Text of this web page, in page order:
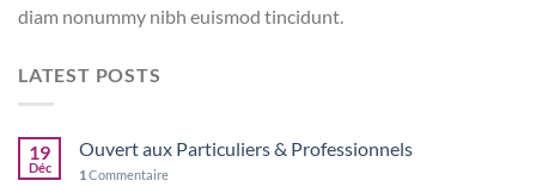
diam nonummy nibh euismod tincidunt.
LATEST POSTS
19
Déc
Ouvert aux Particuliers & Professionnels
1 Commentaire